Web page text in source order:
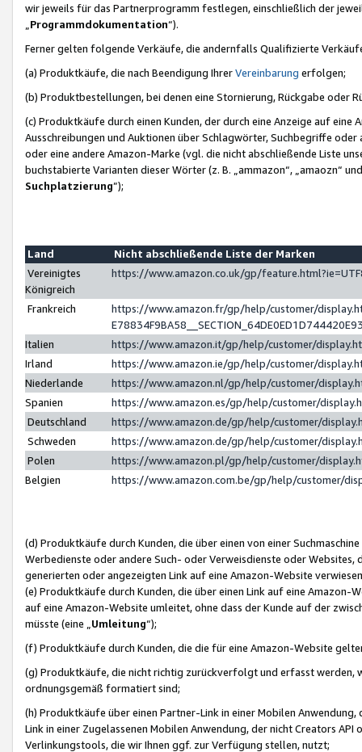
wir jeweils für das Partnerprogramm festlegen, einschließlich der
Programmdokumentation“).
Ferner gelten folgende Verkäufe, die andernfalls Qualifizierte
(a) Produktkäufe, die nach Beendigung IhrerVereinbarung erfolgen;
(b) Produktbestellungen, bei denen eine Stornierung, Rückgabe oder
(c) Produktkäufe durch einen Kunden, der durch eine Anzeige auf
Ausschreibungen und Auktionen über Schlagwörter, Suchbegriffe
oder eine andere Amazon-Marke (vgl. die nicht abschließende Liste
buchstabierte Varianten dieser Wörter (z. B. „ammazon“, „amaozn“
Suchplatzierung”);
Land
Nicht abschließende Liste der Marken
Vereinigtes
Königreich
https://www.amazon.co.uk/gp/
Frankreich
https://www.amazon.fr/gp/help/customer/
Italien
https://www.amazon.it/gp/help/customer/
Irland
https://www.amazon.ie/gp/help/customer/
Niederlande
https://www.amazon.nl/gp/help/customer/
Spanien
https://www.amazon.es/gp/help/customer/
Deutschland
https://www.amazon.de/gp/help/customer/
Schweden
https://www.amazon.de/gp/help/customer/
Polen
https://www.amazon.pl/gp/help/customer/
Belgien
https://www.amazon.com.be/gp/help/customer/
(d) Produktkäufe durch Kunden, die über einen von einer
Werbedienste oder andere Such- oder Verweisdienste oder Websites,
generierten oder angezeigten Link auf eine Amazon-Website
(e) Produktkäufe durch Kunden, die über einen Link auf eine
auf eine Amazon-Website umleitet, ohne dass der Kunde auf der
müsste (eine „ Umleitung“);
(f) Produktkäufe durch Kunden, die die für eine Amazon-Website
(g) Produktkäufe, die nicht richtig zurückverfolgt und erfasst werden,
ordnungsgemäß formatiert sind;
(h) Produktkäufe über einen Partner-Link in einer Mobilen
Link in einer Zugelassenen Mobilen Anwendung, der nicht Creators
Verlinkungstools, die wir Ihnen ggf. zur Verfügung stellen, nutzt;